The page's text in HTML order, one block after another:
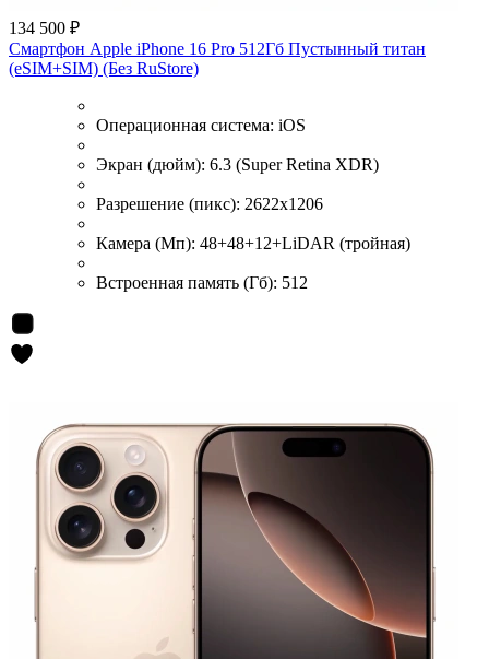
134 500 ₽
Смартфон Apple iPhone 16 Pro 512Гб Пустынный титан
(eSIM+SIM) (Без RuStore)
Операционная система: iOS
Экран (дюйм): 6.3 (Super Retina XDR)
Разрешение (пикс): 2622x1206
Камера (Мп): 48+48+12+LiDAR (тройная)
Встроенная память (Гб): 512